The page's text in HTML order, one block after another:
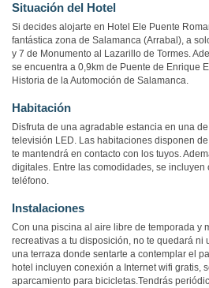
Situación del Hotel
Si decides alojarte en Hotel Ele Puente
fantástica zona de Salamanca (Arrabal), a
y 7 de Monumento al Lazarillo de Tormes.
se encuentra a 0,9km de Puente de Enrique
Historia de la Automoción de Salamanca.
Habitación
Disfruta de una agradable estancia en una
televisión LED. Las habitaciones disponen
te mantendrá en contacto con los tuyos.
digitales. Entre las comodidades, se incluyen
teléfono.
Instalaciones
Con una piscina al aire libre de temporada y
recreativas a tu disposición, no te quedará ni
una terraza donde sentarte a contemplar el
hotel incluyen conexión a Internet wifi gratis,
aparcamiento para bicicletas.Tendrás